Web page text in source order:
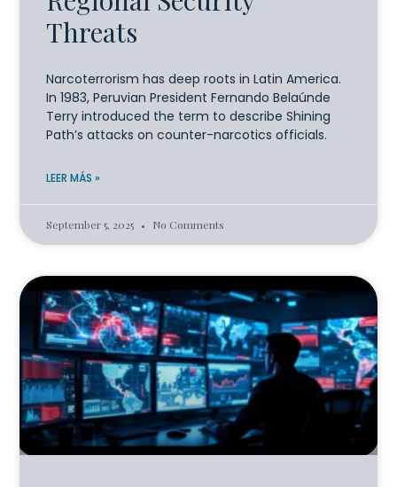
Threats
Narcoterrorism has deep roots in Latin America.
In 1983, Peruvian President Fernando Belaúnde
Terry introduced the term to describe Shining
Path’s attacks on counter-narcotics officials.
LEER MÁS »
September 5, 2025 No Comments